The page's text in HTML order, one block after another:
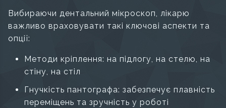
Вибираючи дентальний мікроскоп, лікарю
важливо враховувати такі ключові аспекти та
опції:
Методи кріплення: на підлогу, на стелю, на
стіну, на стіл
Гнучкість пантографа: забезпечує плавність
переміщень та зручність у роботі